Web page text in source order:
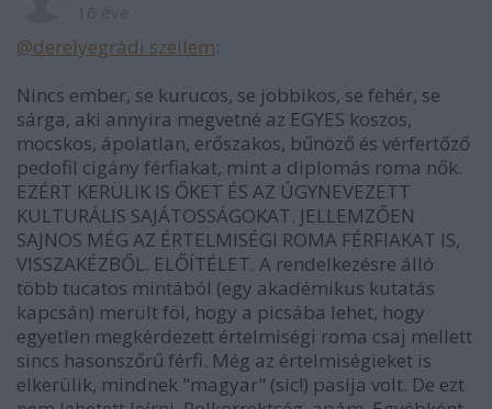
@derelyegrádi szellem:
Nincs ember, se kurucos, se jobbikos, se fehér, se
sárga, aki annyira megvetné az EGYES koszos,
mocskos, ápolatlan, erőszakos, bűnöző és vérfertőző
pedofil cigány férfiakat, mint a diplomás roma nők.
EZÉRT KERÜLIK IS ŐKET ÉS AZ ÚGYNEVEZETT
KULTURÁLIS SAJÁTOSSÁGOKAT. JELLEMZŐEN
SAJNOS MÉG AZ ÉRTELMISÉGI ROMA FÉRFIAKAT IS,
VISSZAKÉZBŐL. ELŐÍTÉLET. A rendelkezésre álló
több tucatos mintából (egy akadémikus kutatás
kapcsán) merült föl, hogy a picsába lehet, hogy
egyetlen megkérdezett értelmiségi roma csaj mellett
sincs hasonszőrű férfi. Még az értelmiségieket is
elkerülik, mindnek "magyar" (sic!) pasija volt. De ezt